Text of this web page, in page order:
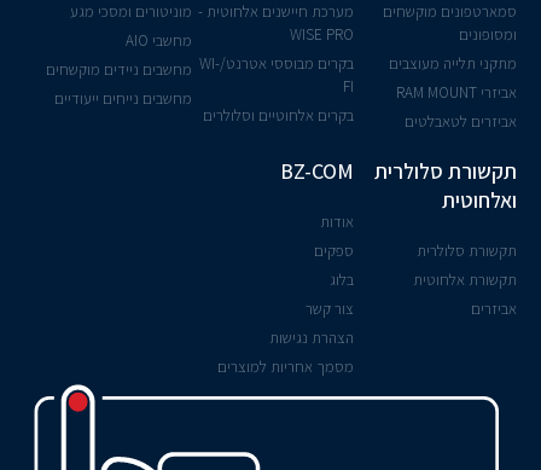
סמארטפונים מוקשחים
ומסופונים
מתקני תלייה מעוצבים
אביזרי RAM MOUNT
אביזרים לטאבלטים
מערכת חיישנים אלחוטית -
WISE PRO
בקרים מבוססי אטרנט/WI-
FI
בקרים אלחוטיים וסלולרים
מוניטורים ומסכי מגע
מחשבי AIO
מחשבים ניידים מוקשחים
מחשבים נייחים ייעודיים
תקשורת סלולרית
ואלחוטית
תקשורת סלולרית
תקשורת אלחוטית
אביזרים
BZ-COM
אודות
ספקים
בלוג
צור קשר
הצהרת נגישות
מסמך אחריות למוצרים